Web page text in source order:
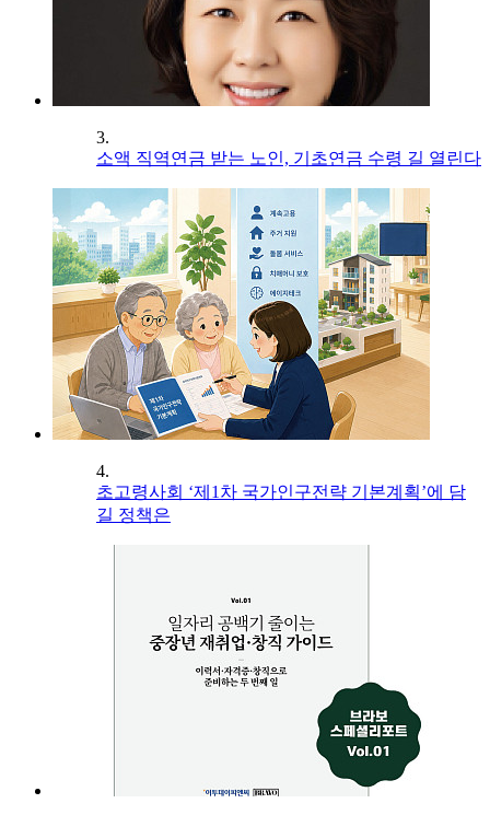
3.
소액 직역연금 받는 노인, 기초연금 수령 길 열린다
4.
초고령사회 ‘제1차 국가인구전략 기본계획’에 담
길 정책은